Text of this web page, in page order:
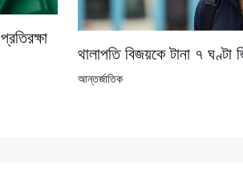
থালাপতি বিজয়কে টানা ৭ ঘণ্টা
আন্তর্জাতিক